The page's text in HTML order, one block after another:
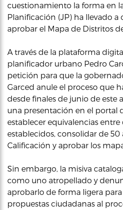
cuestionamiento la forma en
Planificación (JP) ha llevado a
aprobar el Mapa de Distritos
A través de la plataforma
planificador urbano Pedro
petición para que la
Garced anule el proceso que
desde finales de junio de este
una presentación en el portal
establecer equivalencias entre
establecidos, consolidar de 50
Calificación y aprobar los
Sin embargo, la misiva
como uno atropellado y
aprobarlo de forma ligera
propuestas ciudadanas al